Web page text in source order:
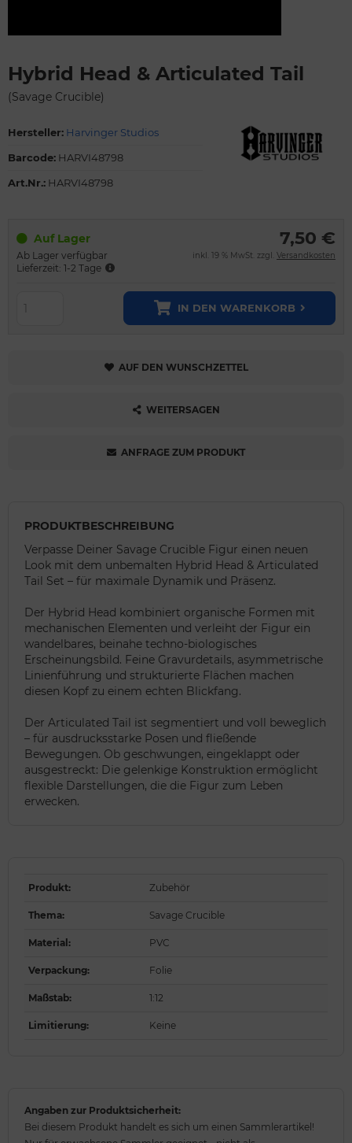
Hybrid Head & Articulated Tail
(Savage Crucible)
Hersteller: Harvinger Studios
Barcode: HARVI48798
Art.Nr.: HARVI48798
Auf Lager
Ab Lager verfügbar
Lieferzeit: 1-2 Tage
7,50 €
inkl. 19 % MwSt. zzgl. Versandkosten
IN DEN WARENKORB
AUF DEN WUNSCHZETTEL
WEITERSAGEN
ANFRAGE ZUM PRODUKT
PRODUKTBESCHREIBUNG
Verpasse Deiner Savage Crucible Figur einen neuen
Look mit dem unbemalten Hybrid Head & Articulated
Tail Set – für maximale Dynamik und Präsenz.
Der Hybrid Head kombiniert organische Formen mit
mechanischen Elementen und verleiht der Figur ein
wandelbares, beinahe techno-biologisches
Erscheinungsbild. Feine Gravurdetails, asymmetrische
Linienführung und strukturierte Flächen machen
diesen Kopf zu einem echten Blickfang.
Der Articulated Tail ist segmentiert und voll beweglich
– für ausdrucksstarke Posen und fließende
Bewegungen. Ob geschwungen, eingeklappt oder
ausgestreckt: Die gelenkige Konstruktion ermöglicht
flexible Darstellungen, die die Figur zum Leben
erwecken.
Produkt: Zubehör
Thema: Savage Crucible
Material: PVC
Verpackung: Folie
Maßstab: 1:12
Limitierung: Keine
Angaben zur Produktsicherheit:
Bei diesem Produkt handelt es sich um einen Sammlerartikel!